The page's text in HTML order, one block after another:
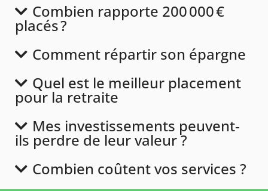
Combien rapporte 200 000 €
placés ?
Comment répartir son épargne
Quel est le meilleur placement
pour la retraite
Mes investissements peuvent-
ils perdre de leur valeur ?
Combien coûtent vos services ?